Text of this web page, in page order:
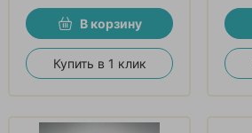
В корзину
Купить в 1 клик